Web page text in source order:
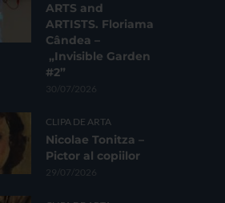
ARTS and
ARTISTS. Floriama
Cândea –
„Invisible Garden
#2”
30/07/2026
CLIPA DE ARTA
Nicolae Tonitza –
Pictor al copiilor
29/07/2026